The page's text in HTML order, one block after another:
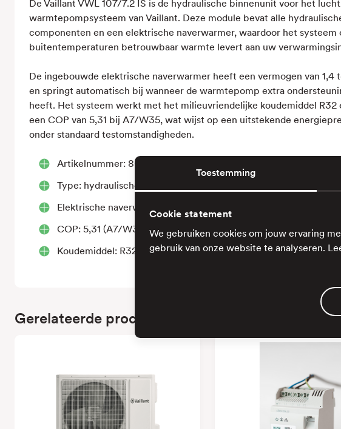
Toestemming
Cookie statement
We gebruiken cookies om jouw ervaring
gebruik van onze website te analyseren.
De Vaillant VWL 107/7.2 IS is de hydraulische binnenunit voor het
warmtepompsysteem van Vaillant. Deze module bevat alle
componenten en een elektrische naverwarmer, waardoor het systeem
buitentemperaturen betrouwbaar warmte levert aan uw
De ingebouwde elektrische naverwarmer heeft een vermogen van 1,4
en springt automatisch bij wanneer de warmtepomp extra
heeft. Het systeem werkt met het milieuvriendelijke koudemiddel R32
een COP van 5,31 bij A7/W35, wat wijst op een uitstekende
onder standaard testomstandigheden.
Artikelnummer: 80-00023
Type: hydraulische module / binnenunit (split-systeem)
Elektrische naverwarmer: 1,4 tot 5,4 kW
COP: 5,31 (A7/W35)
Koudemiddel: R32
Gerelateerde producten